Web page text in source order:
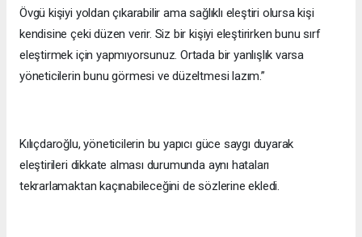
Övgü kişiyi yoldan çıkarabilir ama sağlıklı eleştiri olursa kişi
kendisine çeki düzen verir. Siz bir kişiyi eleştirirken bunu sırf
eleştirmek için yapmıyorsunuz. Ortada bir yanlışlık varsa
yöneticilerin bunu görmesi ve düzeltmesi lazım.”
Kılıçdaroğlu, yöneticilerin bu yapıcı güce saygı duyarak
eleştirileri dikkate alması durumunda aynı hataları
tekrarlamaktan kaçınabileceğini de sözlerine ekledi.